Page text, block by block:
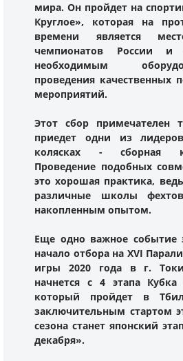
мира. Он пройдет на
Круглое», которая на
времени является
чемпионатов России и
необходимым
проведения качественных
мероприятий.
Этот сбор примечателен
приедет одни из
колясках - сборная
Проведение подобных
это хорошая практика,
различные школы
накопленным опытом.
Еще одно важное событие
начало отбора на XVI
игры 2020 года в г.
начнется с 4 этапа
который пройдет в
заключительным стартом
сезона станет японский
декабря».